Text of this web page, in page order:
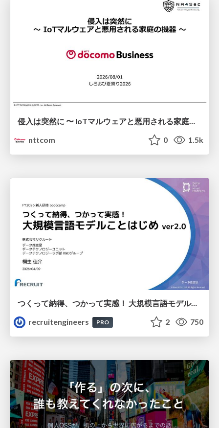
侵入は突然に 〜 IoTマルウェアと悪用される家庭の機器 ～ / When Intrusion Strikes: IoT Malware and the Abuse of Home Devices
nttcom
0 1.5k
つくって納得、つかって実感！ 大規模言語モデルことはじめ ver2.0
recruitengineers
PRO 2 750